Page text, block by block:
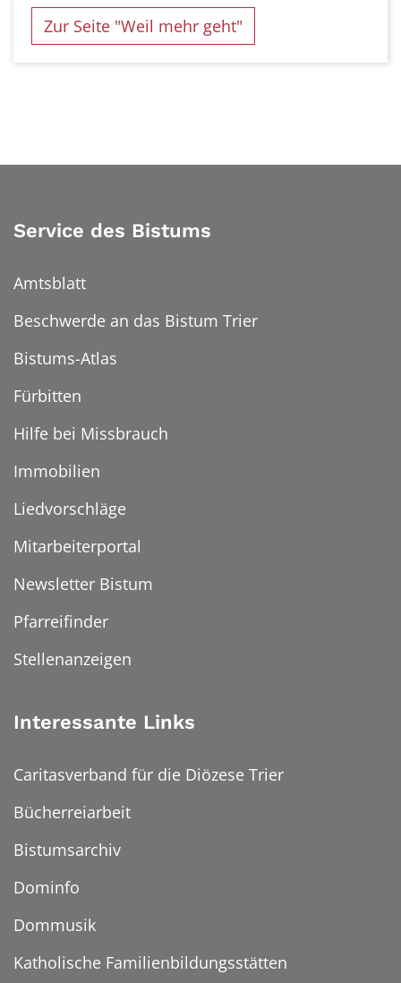
Zur Seite "Weil mehr geht"
Service des Bistums
Amtsblatt
Beschwerde an das Bistum Trier
Bistums-Atlas
Fürbitten
Hilfe bei Missbrauch
Immobilien
Liedvorschläge
Mitarbeiterportal
Newsletter Bistum
Pfarreifinder
Stellenanzeigen
Interessante Links
Caritasverband für die Diözese Trier
Bücherreiarbeit
Bistumsarchiv
Dominfo
Dommusik
Katholische Familienbildungsstätten